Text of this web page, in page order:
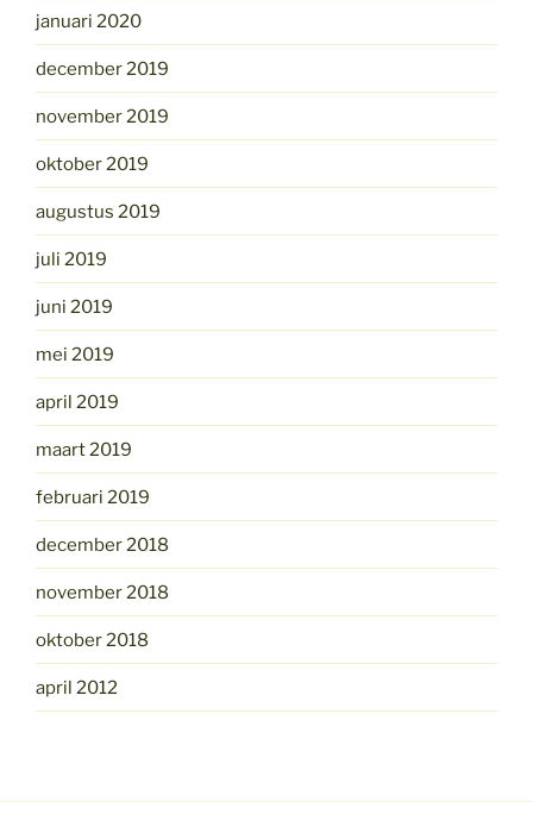
januari 2020
december 2019
november 2019
oktober 2019
augustus 2019
juli 2019
juni 2019
mei 2019
april 2019
maart 2019
februari 2019
december 2018
november 2018
oktober 2018
april 2012